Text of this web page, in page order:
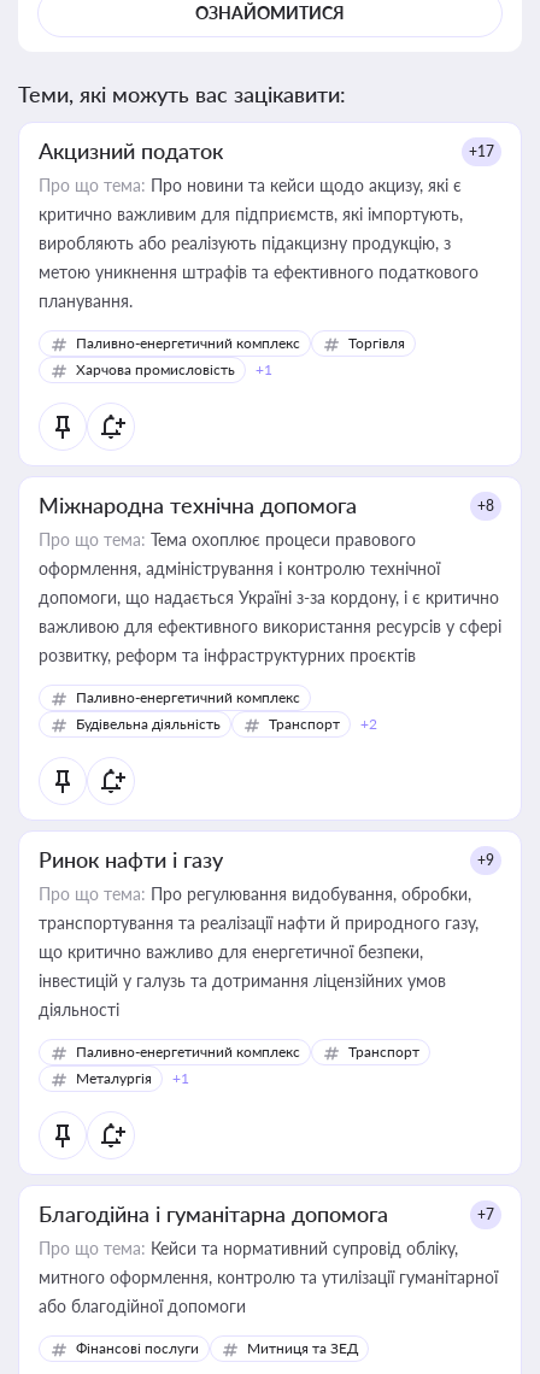
ОЗНАЙОМИТИСЯ
Теми, які можуть вас зацікавити:
Акцизний податок +17
Про що тема: Про новини та кейси щодо акцизу, які є
критично важливим для підприємств, які імпортують,
виробляють або реалізують підакцизну продукцію, з
метою уникнення штрафів та ефективного податкового
планування.
Паливно-енергетичний комплекс
Торгівля
Харчова промисловість
+1
Міжнародна технічна допомога +8
Про що тема: Тема охоплює процеси правового
оформлення, адміністрування і контролю технічної
допомоги, що надається Україні з-за кордону, і є критично
важливою для ефективного використання ресурсів у сфері
розвитку, реформ та інфраструктурних проєктів
Паливно-енергетичний комплекс
Будівельна діяльність
Транспорт +2
Ринок нафти і газу +9
Про що тема: Про регулювання видобування, обробки,
транспортування та реалізації нафти й природного газу,
що критично важливо для енергетичної безпеки,
інвестицій у галузь та дотримання ліцензійних умов
діяльності
Паливно-енергетичний комплекс
Транспорт
Металургія
+1
Благодійна і гуманітарна допомога +7
Про що тема: Кейси та нормативний супровід обліку,
митного оформлення, контролю та утилізації гуманітарної
або благодійної допомоги
Фінансові послуги Митниця та ЗЕД